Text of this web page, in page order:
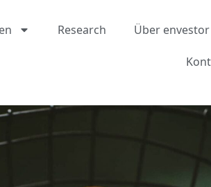
Research Über envestor